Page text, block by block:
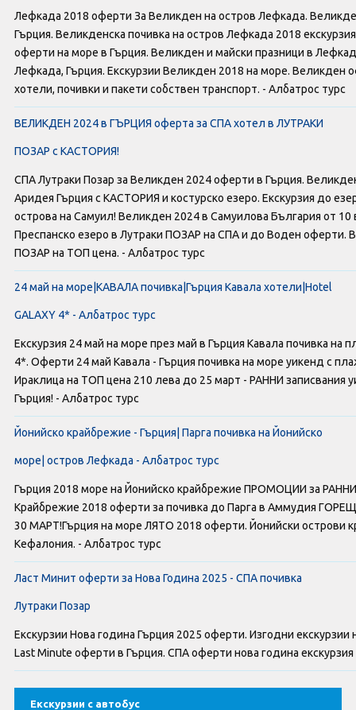
Албатрос Турс
Документи
Лични данни
Общи условия
КОНТАКТИ
Екскурзии с автобус
Лефкада 2018 оферти За Великден на остров Лефкада.
Гърция. Великденска почивка на остров Лефкада 2018
оферти на море в Гърция. Великден и майски празници в
Лефкада, Гърция. Екскурзии Великден 2018 на море. Великден
хотели, почивки и пакети собствен транспорт. - Албатрос турс
ВЕЛИКДЕН 2024 в ГЪРЦИЯ оферта за СПА хотел в ЛУТРАКИ
ПОЗАР с КАСТОРИЯ!
СПА Лутраки Позар за Великден 2024 оферти в Гърция.
Аридея Гърция с КАСТОРИЯ и костурско езеро. Екскурзия до
острова на Самуил! Великден 2024 в Самуилова България от
Преспанско езеро в Лутраки ПОЗАР на СПА и до Воден оферти.
ПОЗАР на ТОП цена. - Албатрос турс
24 май на море|КАВАЛА почивка|Гърция Кавала хотели|Hotel
GALAXY 4* - Албатрос турс
Екскурзия 24 май на море през май в Гърция Кавала почивка
4*. Оферти 24 май Кавала - Гърция почивка на море уикенд с
Ираклица на ТОП цена 210 лева до 25 март - РАННИ записвания
Гърция! - Албатрос турс
Йонийско крайбрежие - Гърция| Парга почивка на Йонийско
море| остров Лефкада - Албатрос турс
Гърция 2018 море на Йонийско крайбрежие ПРОМОЦИИ за
Крайбрежие 2018 оферти за почивка до Парга в Аммудия
30 МАРТ!Гърция на море ЛЯТО 2018 оферти. Йонийски острови
Кефалония. - Албатрос турс
Ласт Минит оферти за Нова Година 2025 - СПА почивка
Лутраки Позар
Екскурзии Нова година Гърция 2025 оферти. Изгодни
Last Minute оферти в Гърция. СПА оферти нова година